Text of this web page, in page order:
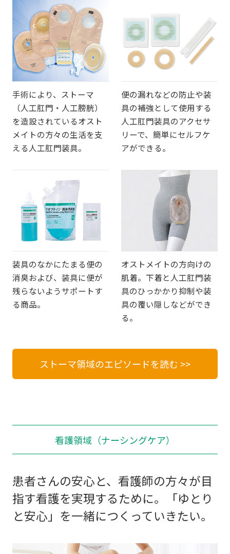
手術により、ストーマ
（人工肛門・人工膀胱）
を造設されているオスト
メイトの方々の生活を支
える人工肛門装具。
便の漏れなどの防止や装
具の補強として使用する
人工肛門装具のアクセサ
リーで、簡単にセルフケ
アができる。
装具のなかにたまる便の
消臭および、装具に便が
残らないようサポートす
る商品。
オストメイトの方向けの
肌着。下着と人工肛門装
具のひっかかり抑制や装
具の覆い隠しなどができ
る。
ストーマ領域のエピソードを読む >>
看護領域（ナーシングケア）
患者さんの安心と、 看護師の方々が目
指す看護を実現するために。
「ゆとり
と安心」を一緒につくっていきたい。